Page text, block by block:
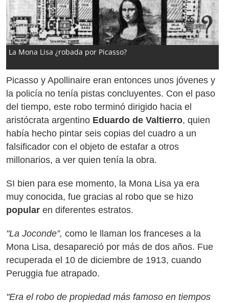
La Mona Lisa ¿robada por Picasso?
Picasso y Apollinaire eran entonces unos jóvenes y
la policía no tenía pistas concluyentes. Con el paso
del tiempo, este robo terminó dirigido hacia el
aristócrata argentino Eduardo de Valtierro, quien
había hecho pintar seis copias del cuadro a un
falsificador con el objeto de estafar a otros
millonarios, a ver quien tenía la obra.
SI bien para ese momento, la Mona Lisa ya era
muy conocida, fue gracias al robo que se hizo
popular en diferentes estratos.
"La Joconde”, como le llaman los franceses a la
Mona Lisa, desapareció por más de dos años. Fue
recuperada el 10 de diciembre de 1913, cuando
Peruggia fue atrapado.
"Era el robo de propiedad más famoso en tiempos